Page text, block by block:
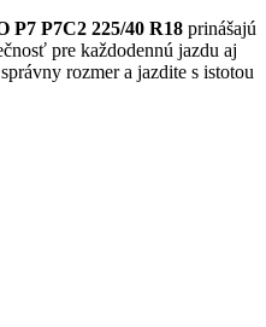
P7C2 225/40 R18 prinášajú
pre každodennú jazdu aj
rozmer a jazdite s istotou